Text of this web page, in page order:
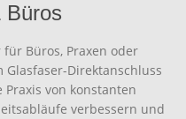
Büros
Büros, Praxen oder
Direktanschluss
von konstanten
verbessern und